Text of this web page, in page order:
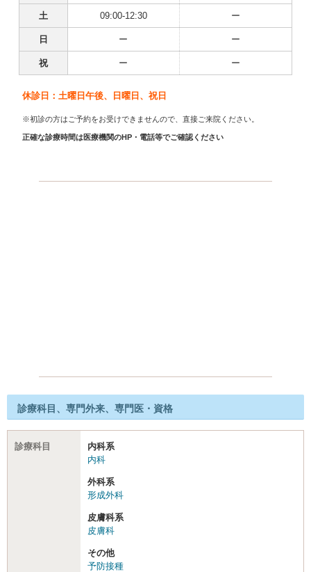
土 09:00-12:30 ー
日 ー ー
祝 ー ー
休診日：土曜日午後、日曜日、祝日
※初診の方はご予約をお受けできませんので、直接ご来院ください。
正確な診療時間は医療機関のHP・電話等でご確認ください
診療科目、専門外来、専門医・資格
診療科目
内科系
内科
外科系
形成外科
皮膚科系
皮膚科
その他
予防接種